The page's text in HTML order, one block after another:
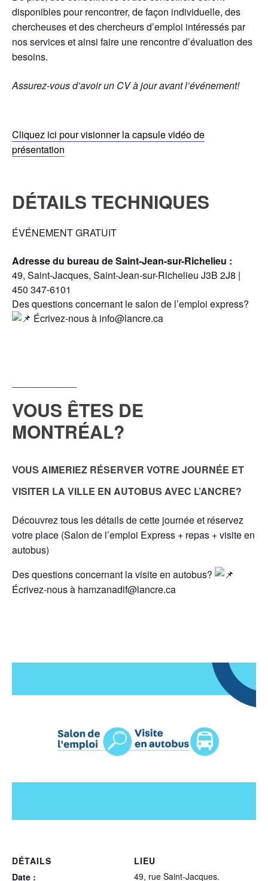
disponibles pour rencontrer, de façon individuelle, des
chercheuses et des chercheurs d’emploi intéressés par
nos services et ainsi faire une rencontre d’évaluation des
besoins.
Assurez-vous d’avoir un CV à jour avant l’événement!
Cliquez ici pour visionner la capsule vidéo de
présentation
DÉTAILS TECHNIQUES
ÉVÉNEMENT GRATUIT
Adresse du bureau de Saint-Jean-sur-Richelieu :
49, Saint-Jacques, Saint-Jean-sur-Richelieu J3B 2J8 |
450 347-6101
Des questions concernant le salon de l’emploi express?
Écrivez-nous à info@lancre.ca
VOUS ÊTES DE
MONTRÉAL?
VOUS AIMERIEZ RÉSERVER VOTRE JOURNÉE ET
VISITER LA VILLE EN AUTOBUS AVEC L’ANCRE?
Découvrez tous les détails de cette journée et réservez
votre place (Salon de l’emploi Express + repas + visite en
autobus)
Des questions concernant la visite en autobus?
Écrivez-nous à hamzanadif@lancre.ca
DÉTAILS
Date :
LIEU
49, rue Saint-Jacques.